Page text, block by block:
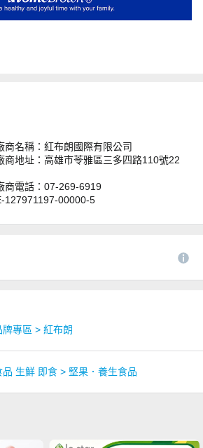
商名稱：紅布朗國際有限公司
商地址：高雄市苓雅區三多四路110號22
商電話：07-269-6919
127971197-00000-5
牌專區 > 紅布朗
品 生鮮 即食 > 堅果．養生食品